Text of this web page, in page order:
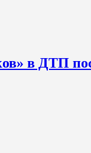
в ДТП